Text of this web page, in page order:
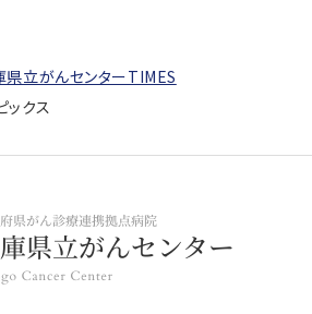
県立がんセンターTIMES
クス